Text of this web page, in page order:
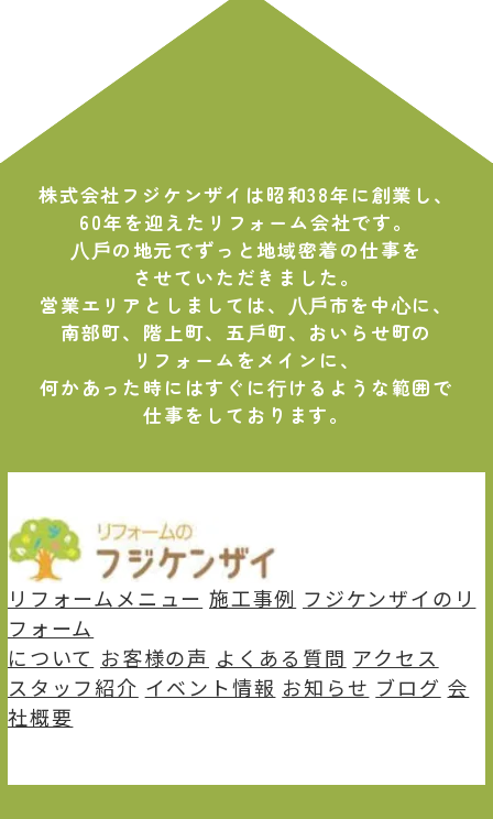
株式会社フジケンザイは昭和38年に創業し、
60年を迎えたリフォーム会社です。
⼋⼾の地元でずっと地域密着の仕事を
させていただきました。
営業エリアとしましては、⼋⼾市を中⼼に、
南部町、階上町、五⼾町、おいらせ町の
リフォームをメインに、
何かあった時にはすぐに⾏けるような範囲で
仕事をしております。
リフォームメニュー 施⼯事例 フジケンザイのリ
フォーム
について お客様の声 よくある質問 アクセス
スタッフ紹介 イベント情報 お知らせ ブログ 会
社概要